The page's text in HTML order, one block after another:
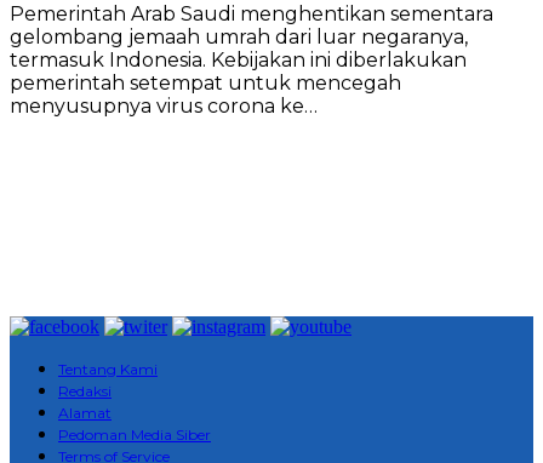
Pemerintah Arab Saudi menghentikan sementara
gelombang jemaah umrah dari luar negaranya,
termasuk Indonesia. Kebijakan ini diberlakukan
pemerintah setempat untuk mencegah
menyusupnya virus corona ke…
Tentang Kami
Redaksi
Alamat
Pedoman Media Siber
Terms of Service